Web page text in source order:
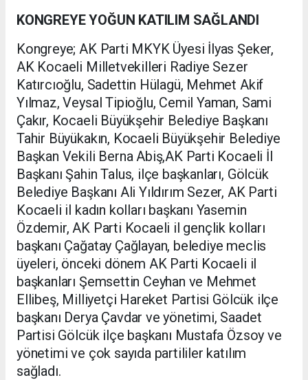
KONGREYE YOĞUN KATILIM SAĞLANDI
Kongreye; AK Parti MKYK Üyesi İlyas Şeker,
AK Kocaeli Milletvekilleri Radiye Sezer
Katırcıoğlu, Sadettin Hülagü, Mehmet Akif
Yılmaz, Veysal Tipioğlu, Cemil Yaman, Sami
Çakır, Kocaeli Büyükşehir Belediye Başkanı
Tahir Büyükakın, Kocaeli Büyükşehir Belediye
Başkan Vekili Berna Abiş,AK Parti Kocaeli İl
Başkanı Şahin Talus, ilçe başkanları, Gölcük
Belediye Başkanı Ali Yıldırım Sezer, AK Parti
Kocaeli il kadın kolları başkanı Yasemin
Özdemir, AK Parti Kocaeli il gençlik kolları
başkanı Çağatay Çağlayan, belediye meclis
üyeleri, önceki dönem AK Parti Kocaeli il
başkanları Şemsettin Ceyhan ve Mehmet
Ellibeş, Milliyetçi Hareket Partisi Gölcük ilçe
başkanı Derya Çavdar ve yönetimi, Saadet
Partisi Gölcük ilçe başkanı Mustafa Özsoy ve
yönetimi ve çok sayıda partililer katılım
sağladı.